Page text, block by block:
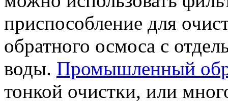
приспособление для
обратного осмоса с
воды. Промышленный
тонкой очистки, или